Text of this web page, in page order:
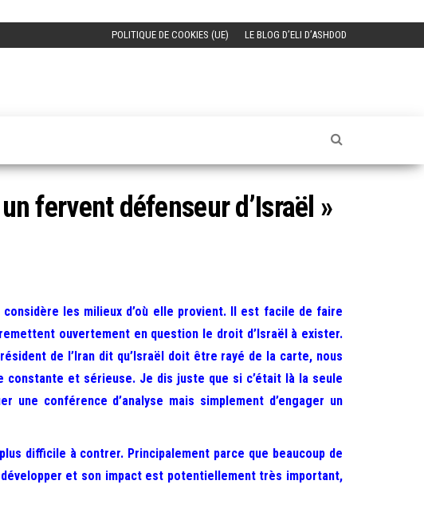
POLITIQUE DE COOKIES (UE) LE BLOG D’ELI D’ASHDOD
fervent défenseur d’Israël »
les milieux d’où elle provient. Il est facile de faire
ouvertement en question le droit d’Israël à exister.
de l’Iran dit qu’Israël doit être rayé de la carte, nous
constante et sérieuse. Je dis juste que si c’était là la seule
conférence d’analyse mais simplement d’engager un
difficile à contrer. Principalement parce que beaucoup de
et son impact est potentiellement très important,